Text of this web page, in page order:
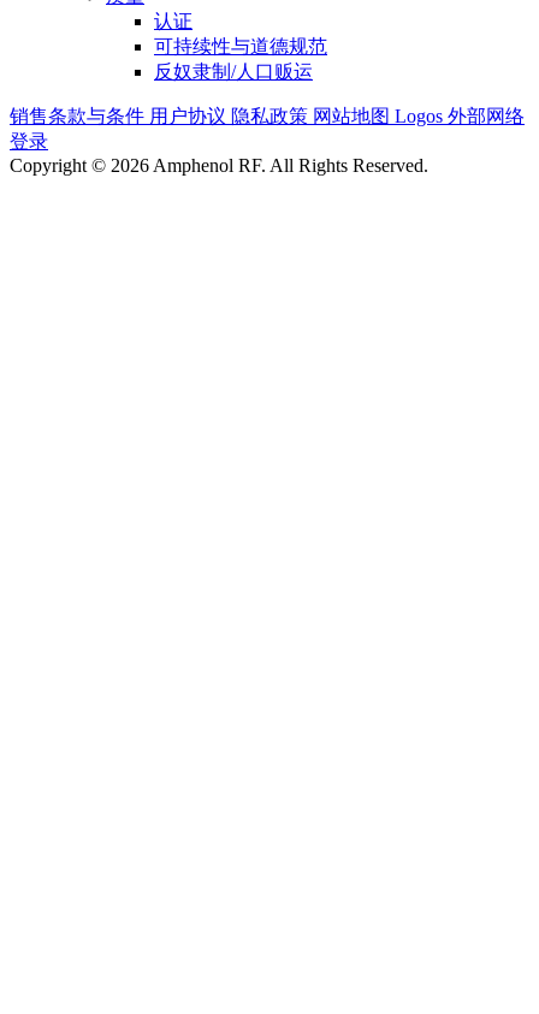
认证
可持续性与道德规范
反奴隶制/人口贩运
销售条款与条件 用户协议 隐私政策 网站地图 Logos 外部网络
登录
Copyright © 2026 Amphenol RF. All Rights Reserved.